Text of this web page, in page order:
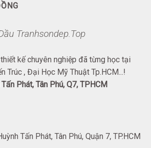
Tranhsondep.Top
kế chuyên nghiệp đã từng học tại
Trúc , Đại Học Mỹ Thuật Tp.HCM...!
Phát, Tân Phú, Q7, TPHCM
Tấn Phát, Tân Phú, Quận 7, TP.HCM